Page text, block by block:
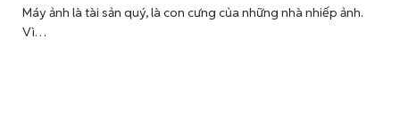
Máy ảnh là tài sản quý, là con cưng của những nhà nhiếp ảnh.
Vì…